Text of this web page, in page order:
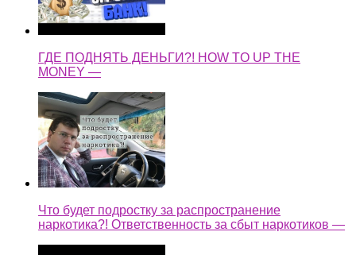
ГДЕ ПОДНЯТЬ ДЕНЬГИ?! HOW TO UP THE
MONEY —
Что будет подростку за распространение
наркотика?! Ответственность за сбыт наркотиков —